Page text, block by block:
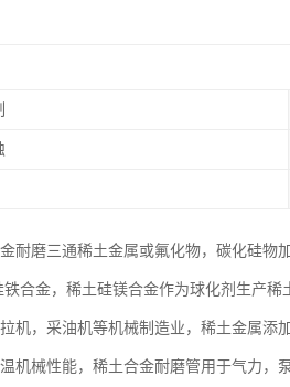
耐磨三通稀土金属或氟化物，碳化硅
合金，稀土硅镁合金作为球化剂生产
机，采油机等机械制造业，稀土金属
机械性能，稀土合金耐磨管用于气力